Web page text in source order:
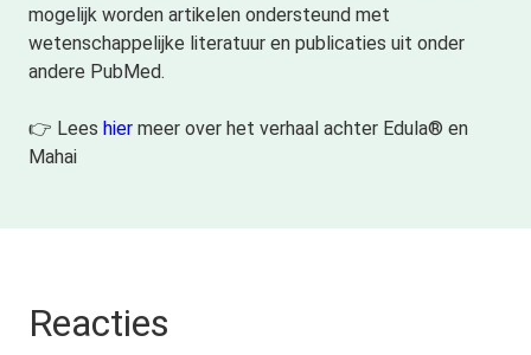
mogelijk worden artikelen ondersteund met
wetenschappelijke literatuur en publicaties uit onder
andere PubMed.
👉 Lees hier meer over het verhaal achter Edula® en
Mahai
Reacties